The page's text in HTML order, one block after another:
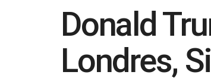
Donald
Londres,